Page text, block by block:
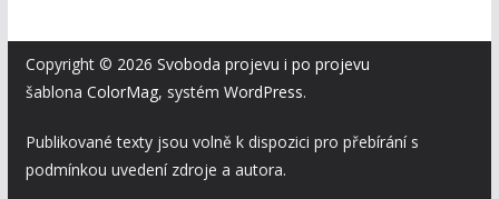
Copyright © 2026 Svoboda projevu i po projevu
šablona ColorMag, systém WordPress.
Publikované texty jsou volně k dispozici pro přebírání s
podmínkou uvedení zdroje a autora.